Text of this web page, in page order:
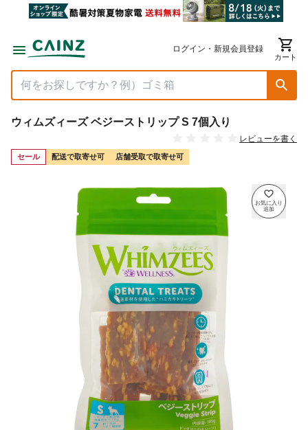
ログイン・新規会員登録
カート
ウィムズィーズ ベジーストリップ S 7個入り
レビューを書く
セール 配送で取寄せ可 店舗受取で取寄せ可